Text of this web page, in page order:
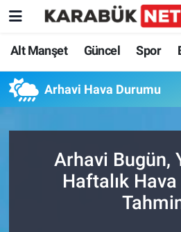
Alt Manşet Güncel Spor
Arhavi Hava Durumu
Arhavi Bugün,
Haftalık